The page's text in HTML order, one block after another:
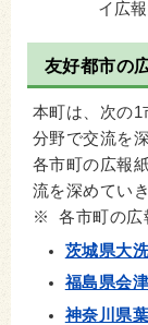
イ広
友好都市の
本町は、次の1
分野で交流を
各市町の広報
流を深めてい
※ 各市町の広
茨城県大
福島県会
神奈川県